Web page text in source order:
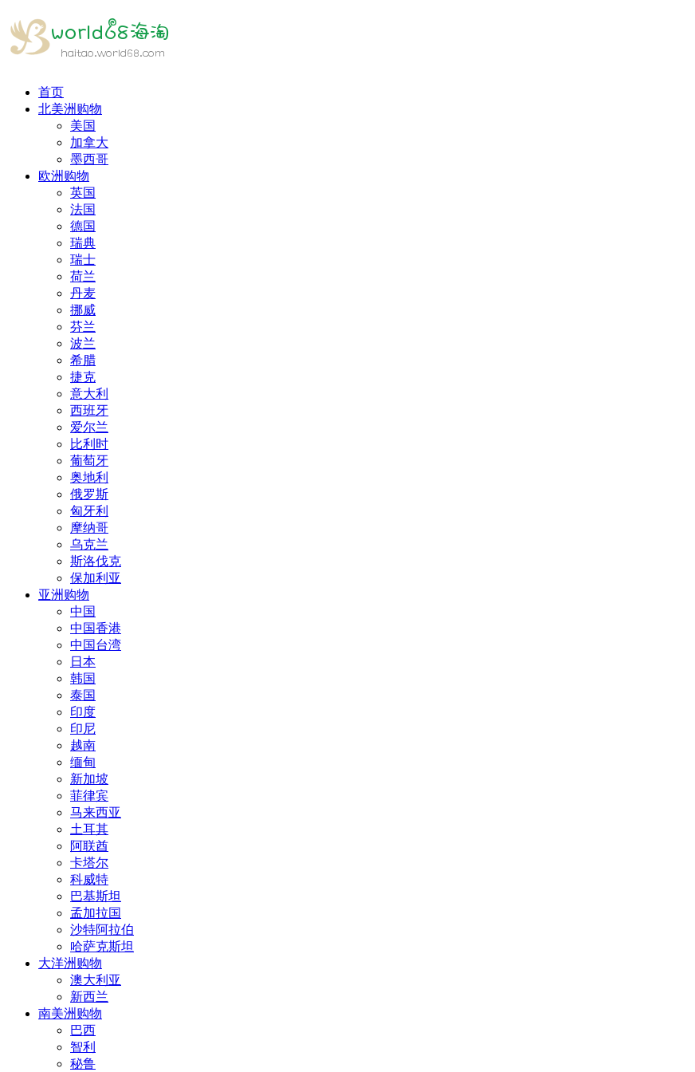
首页
北美洲购物
美国
加拿大
墨西哥
欧洲购物
英国
法国
德国
瑞典
瑞士
荷兰
丹麦
挪威
芬兰
波兰
希腊
捷克
意大利
西班牙
爱尔兰
比利时
葡萄牙
奥地利
俄罗斯
匈牙利
摩纳哥
乌克兰
斯洛伐克
保加利亚
亚洲购物
中国
中国香港
中国台湾
日本
韩国
泰国
印度
印尼
越南
缅甸
新加坡
菲律宾
马来西亚
土耳其
阿联酋
卡塔尔
科威特
巴基斯坦
孟加拉国
沙特阿拉伯
哈萨克斯坦
大洋洲购物
澳大利亚
新西兰
南美洲购物
巴西
智利
秘鲁